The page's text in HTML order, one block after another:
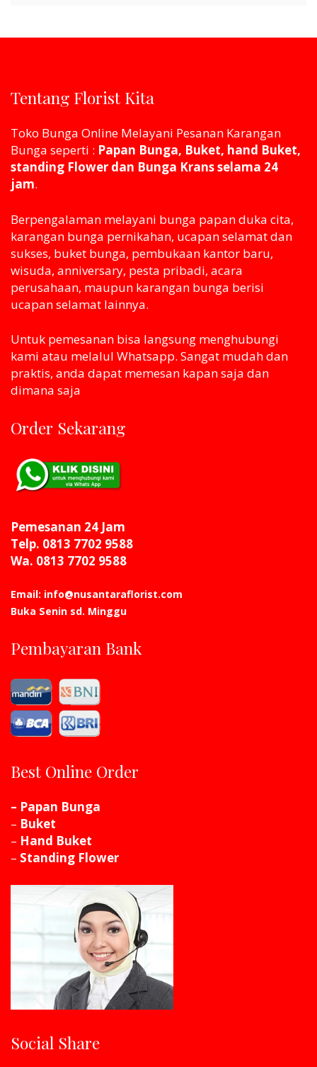
Tentang Florist Kita
Toko Bunga Online Melayani Pesanan Karangan
Bunga seperti : Papan Bunga, Buket, hand Buket,
standing Flower dan Bunga Krans selama 24
jam.
Berpengalaman melayani bunga papan duka cita,
karangan bunga pernikahan, ucapan selamat dan
sukses, buket bunga, pembukaan kantor baru,
wisuda, anniversary, pesta pribadi, acara
perusahaan, maupun karangan bunga berisi
ucapan selamat lainnya.
Untuk pemesanan bisa langsung menghubungi
kami atau melaluI Whatsapp. Sangat mudah dan
praktis, anda dapat memesan kapan saja dan
dimana saja
Order Sekarang
Pemesanan 24 Jam
Telp. 0813 7702 9588
Wa. 0813 7702 9588
Email: info@nusantaraflorist.com
Buka Senin sd. Minggu
Pembayaran Bank
Best Online Order
– Papan Bunga
– Buket
– Hand Buket
– Standing Flower
Social Share